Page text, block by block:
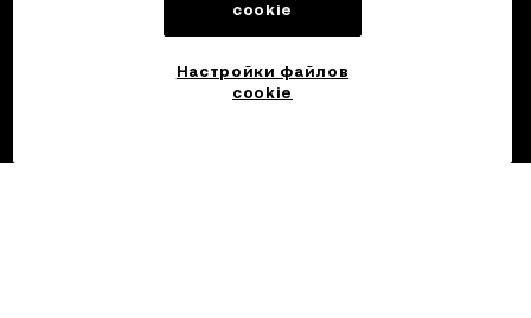
cookie
Настройки файлов
cookie